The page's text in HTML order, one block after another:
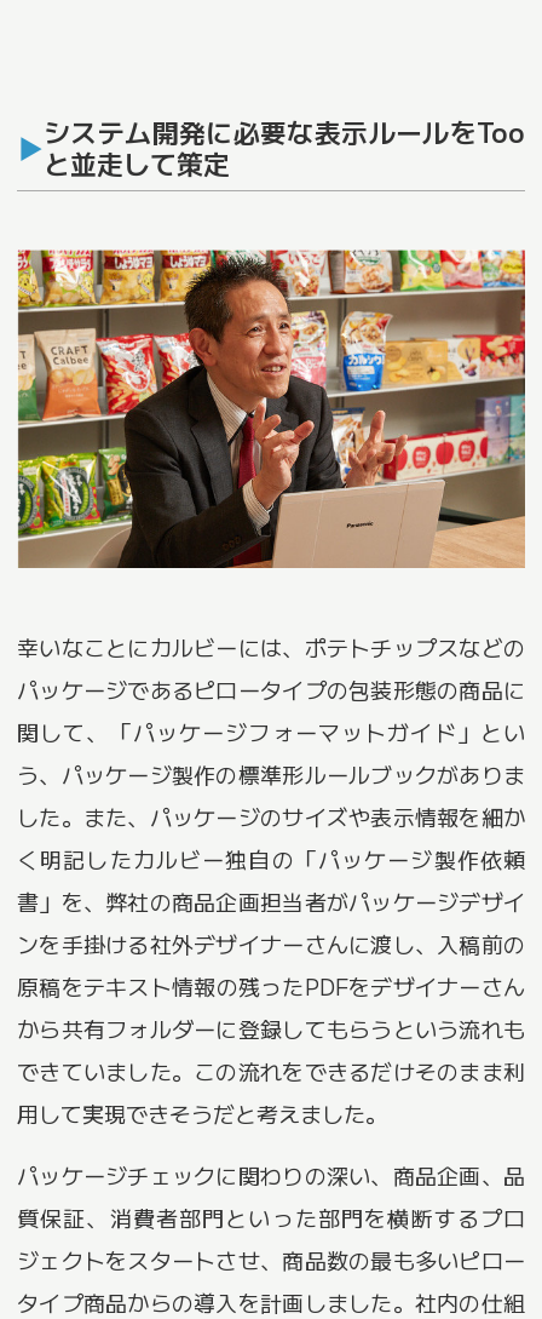
システム開発に必要な表示ルールをToo
と並走して策定
幸いなことにカルビーには、ポテトチップスなどの
パッケージであるピロータイプの包装形態の商品に
関して、「パッケージフォーマットガイド」とい
う、パッケージ製作の標準形ルールブックがありま
した。また、パッケージのサイズや表示情報を細か
く明記したカルビー独自の「パッケージ製作依頼
書」を、弊社の商品企画担当者がパッケージデザイ
ンを手掛ける社外デザイナーさんに渡し、入稿前の
原稿をテキスト情報の残ったPDFをデザイナーさん
から共有フォルダーに登録してもらうという流れも
できていました。この流れをできるだけそのまま利
用して実現できそうだと考えました。
パッケージチェックに関わりの深い、商品企画、品
質保証、消費者部門といった部門を横断するプロ
ジェクトをスタートさせ、商品数の最も多いピロー
タイプ商品からの導入を計画しました。社内の仕組